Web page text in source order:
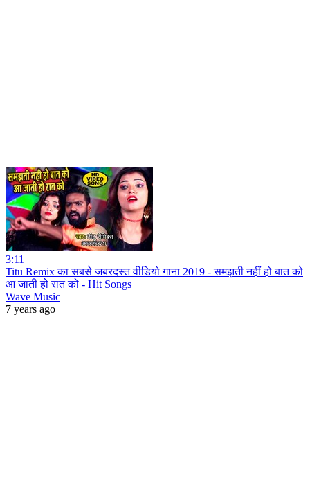
3:11
Titu Remix का सबसे जबरदस्त वीडियो गाना 2019 - समझती नहीं हो बात को
आ जाती हो रात को - Hit Songs
Wave Music
7 years ago